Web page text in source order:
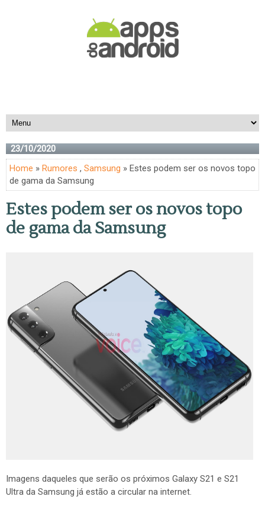
23/10/2020
Home » Rumores , Samsung » Estes podem ser os novos topo
de gama da Samsung
Estes podem ser os novos topo
de gama da Samsung
Imagens daqueles que serão os próximos Galaxy S21 e S21
Ultra da Samsung já estão a circular na internet.